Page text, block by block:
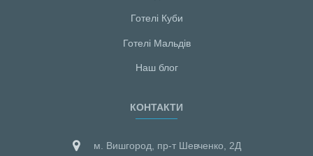
Готелі Куби
Готелі Мальдiв
Наш блог
КОНТАКТИ
м. Вишгород, пр-т Шевченко, 2Д